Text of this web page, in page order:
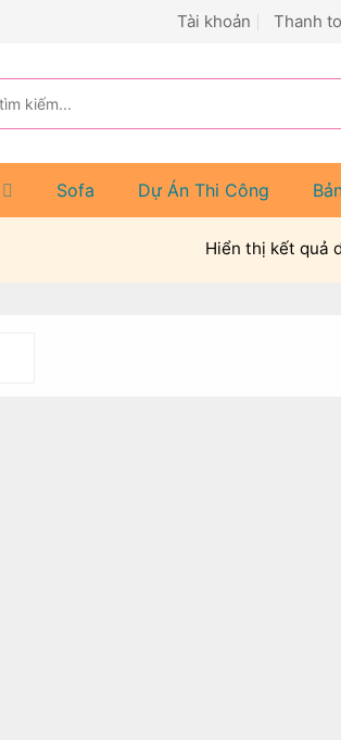
Tài khoản Thanh
Sofa Dự Án Thi Công
Hiển thị kết quả